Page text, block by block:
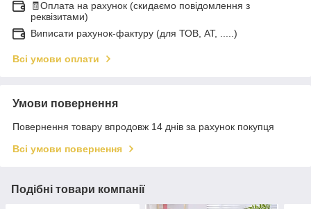
🧾Оплата на рахунок (скидаємо повідомлення з
реквізитами)
Виписати рахунок-фактуру (для ТОВ, АТ, .....)
Всі умови оплати
Умови повернення
Повернення товару впродовж 14 днів за рахунок покупця
Всі умови повернення
Подібні товари компанії